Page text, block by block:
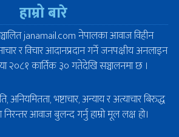
हाम्रो बारे
janamail.com नेपालका आवाज विहीन
र विचार आदानप्रदान गर्ने जनपक्षीय अनलाइन
२०८१ कार्तिक ३० गतेदेखि सञ्चालनमा छ ।
भष्टाचार, अन्याय र अत्याचार बिरुद्ध
आवाज बुलन्द गर्नु हाम्रो मूल लक्ष हो।